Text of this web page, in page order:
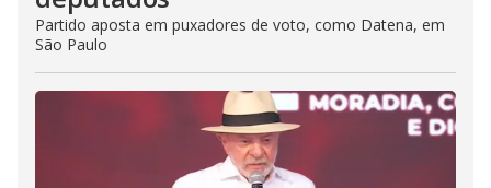
Partido aposta em puxadores de voto, como Datena, em
São Paulo